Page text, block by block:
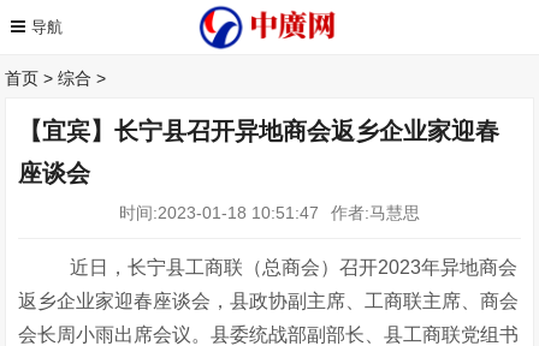
首页 >综合 >
【宜宾】长宁县召开异地商会返乡企业家迎春
座谈会
时间:2023-01-18 10:51:47 作者:马慧思
近日 ，长宁县工商联（总商会）召开2023年异地商会
返乡企业家迎春座谈会，县政协副主席、工商联主席、商会
会长周小雨出席会议。县委统战部副部长、县工商联党组书